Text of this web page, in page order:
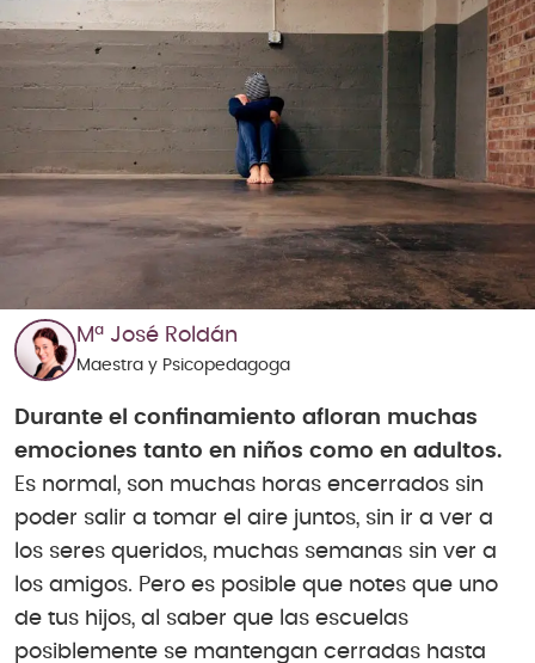
Mª José Roldán
Maestra y Psicopedagoga
Durante el confinamiento afloran muchas
emociones tanto en niños como en adultos.
Es normal, son muchas horas encerrados sin
poder salir a tomar el aire juntos, sin ir a ver a
los seres queridos, muchas semanas sin ver a
los amigos. Pero es posible que notes que uno
de tus hijos, al saber que las escuelas
posiblemente se mantengan cerradas hasta